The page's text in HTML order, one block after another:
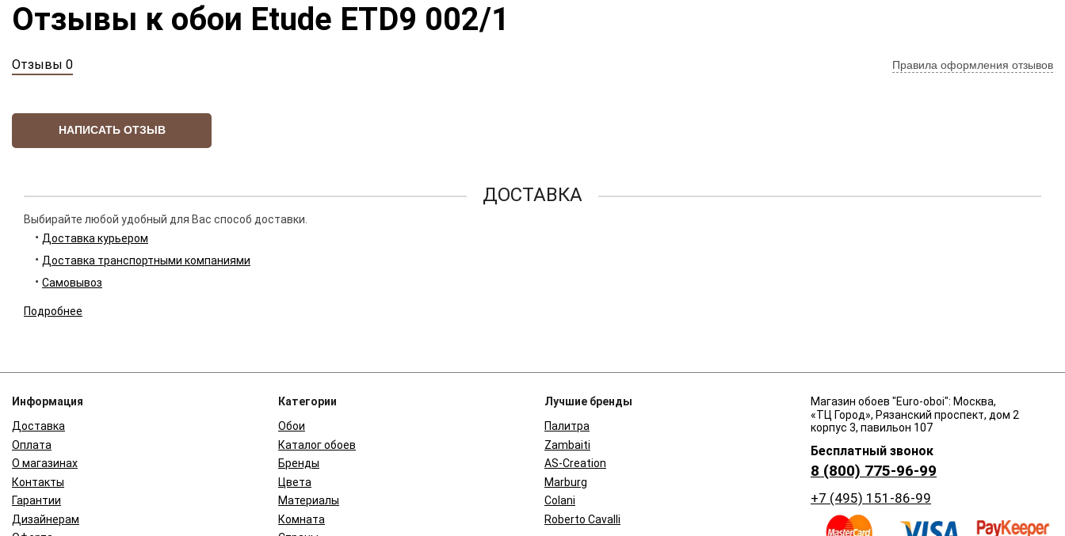
Отзывы к обои Etude ETD9 002/1
Отзывы 0 Правила оформления отзывов
НАПИСАТЬ ОТЗЫВ
ДОСТАВКА
Выбирайте любой удобный для Вас способ доставки.
Доставка курьером
Доставка транспортными компаниями
Самовывоз
Подробнее
Информация
Доставка
Оплата
О магазинах
Контакты
Гарантии
Дизайнерам
Категории
Обои
Каталог обоев
Бренды
Цвета
Материалы
Комната
Лучшие бренды
Палитра
Zambaiti
AS-Creation
Marburg
Colani
Roberto Cavalli
Магазин обоев "Euro-oboi": Москва,
«ТЦ Город», Рязанский проспект, дом 2
корпус 3, павильон 107
Бесплатный звонок
8 (800) 775-96-99
+7 (495) 151-86-99